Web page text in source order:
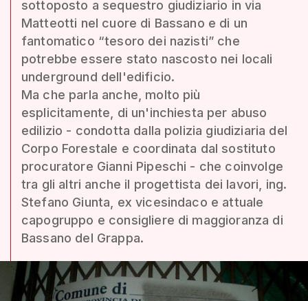
sottoposto a sequestro giudiziario in via
Matteotti nel cuore di Bassano e di un
fantomatico “tesoro dei nazisti” che
potrebbe essere stato nascosto nei locali
underground dell'edificio.
Ma che parla anche, molto più
esplicitamente, di un'inchiesta per abuso
edilizio - condotta dalla polizia giudiziaria del
Corpo Forestale e coordinata dal sostituto
procuratore Gianni Pipeschi - che coinvolge
tra gli altri anche il progettista dei lavori, ing.
Stefano Giunta, ex vicesindaco e attuale
capogruppo e consigliere di maggioranza di
Bassano del Grappa.